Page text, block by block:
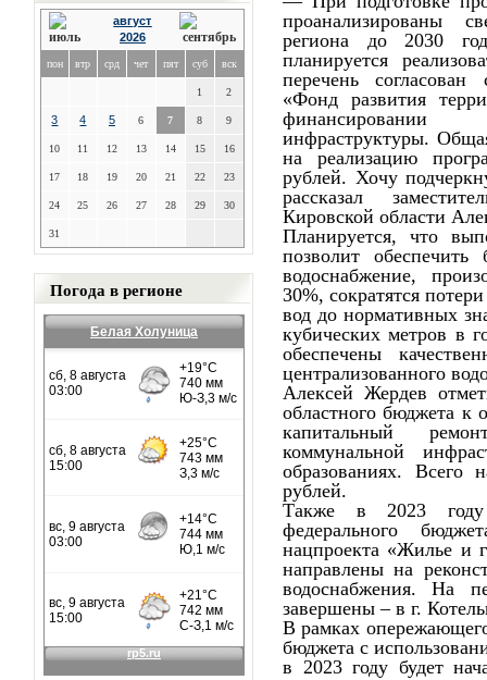
август
2026
пон втр срд чет пят суб вск
1 2
3 4 5 6 7 8 9
10 11 12 13 14 15 16
17 18 19 20 21 22 23
24 25 26 27 28 29 30
31
Погода в регионе
Белая Холуница
проанализированы
региона до 2030
планируется
перечень
«Фонд развития
инфраструктуры.
на реализацию
рублей. Хочу
рассказал
Кировской области
Планируется, что
позволит обеспечить
водоснабжение,
30%, сократятся
вод до нормативных
кубических метров в
обеспечены
централизованного
Алексей Жердев
областного бюджета к
капитальный
коммунальной
образованиях.
рублей.
Также в 2023 году
федерального
нацпроекта «Жилье и
направлены на
водоснабжения. На
завершены – в г.
В рамках
бюджета с
в 2023 году будет